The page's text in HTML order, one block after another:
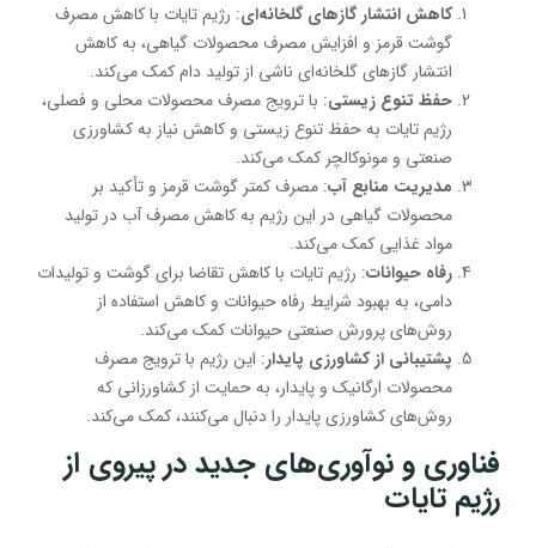
کاهش انتشار گازهای گلخانه‌ای: رژیم تایات با کاهش مصرف
گوشت قرمز و افزایش مصرف محصولات گیاهی، به کاهش
انتشار گازهای گلخانه‌ای ناشی از تولید دام کمک می‌کند.
حفظ تنوع زیستی: با ترویج مصرف محصولات محلی و فصلی،
رژیم تایات به حفظ تنوع زیستی و کاهش نیاز به کشاورزی
صنعتی و مونوکالچر کمک می‌کند.
مدیریت منابع آب: مصرف کمتر گوشت قرمز و تأکید بر
محصولات گیاهی در این رژیم به کاهش مصرف آب در تولید
مواد غذایی کمک می‌کند.
رفاه حیوانات: رژیم تایات با کاهش تقاضا برای گوشت و تولیدات
دامی، به بهبود شرایط رفاه حیوانات و کاهش استفاده از
روش‌های پرورش صنعتی حیوانات کمک می‌کند.
پشتیبانی از کشاورزی پایدار: این رژیم با ترویج مصرف
محصولات ارگانیک و پایدار، به حمایت از کشاورزانی که
روش‌های کشاورزی پایدار را دنبال می‌کنند، کمک می‌کند.
فناوری و نوآوری‌های جدید در پیروی از
رژیم تایات